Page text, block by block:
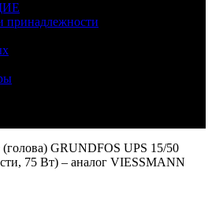
принадлежности
(голова) GRUNDFOS UPS 15/50
75 Вт) – аналог VIESSMANN